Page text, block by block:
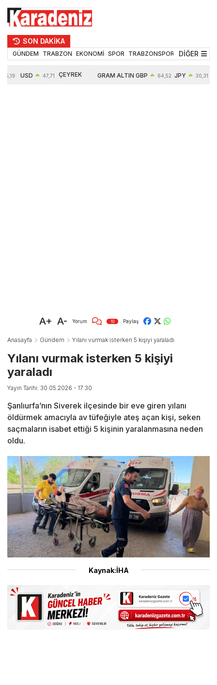
SON DAKİKA
GÜNDEM TRABZON EKONOMİ SPOR TRABZONSPOR TEKNOLOJİ
DİĞER
55,19 USD 47,71 ÇEYREK GRAM ALTIN GBP 64,52 JPY 30,31
A+ A- Yorum 10 Paylaş
Anasayfa Gündem Yılanı vurmak isterken 5 kişiyi yaraladı
Yılanı vurmak isterken 5 kişiyi
yaraladı
Yayın Tarihi: 30.05.2026 - 17:30
Şanlıurfa’nın Siverek ilçesinde bir eve giren yılanı
öldürmek amacıyla av tüfeğiyle ateş açan kişi, seken
saçmaların isabet ettiği 5 kişinin yaralanmasına neden
oldu.
Kaynak:İHA